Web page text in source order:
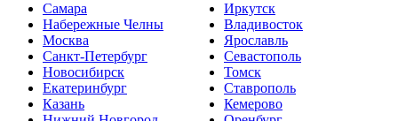
Самара
Набережные Челны
Москва
Санкт-Петербург
Новосибирск
Екатеринбург
Казань
Иркутск
Владивосток
Ярославль
Севастополь
Томск
Ставрополь
Кемерово